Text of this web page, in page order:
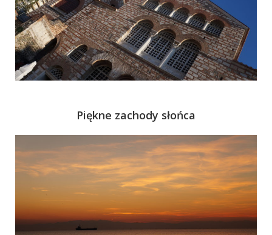
Piękne zachody słońca